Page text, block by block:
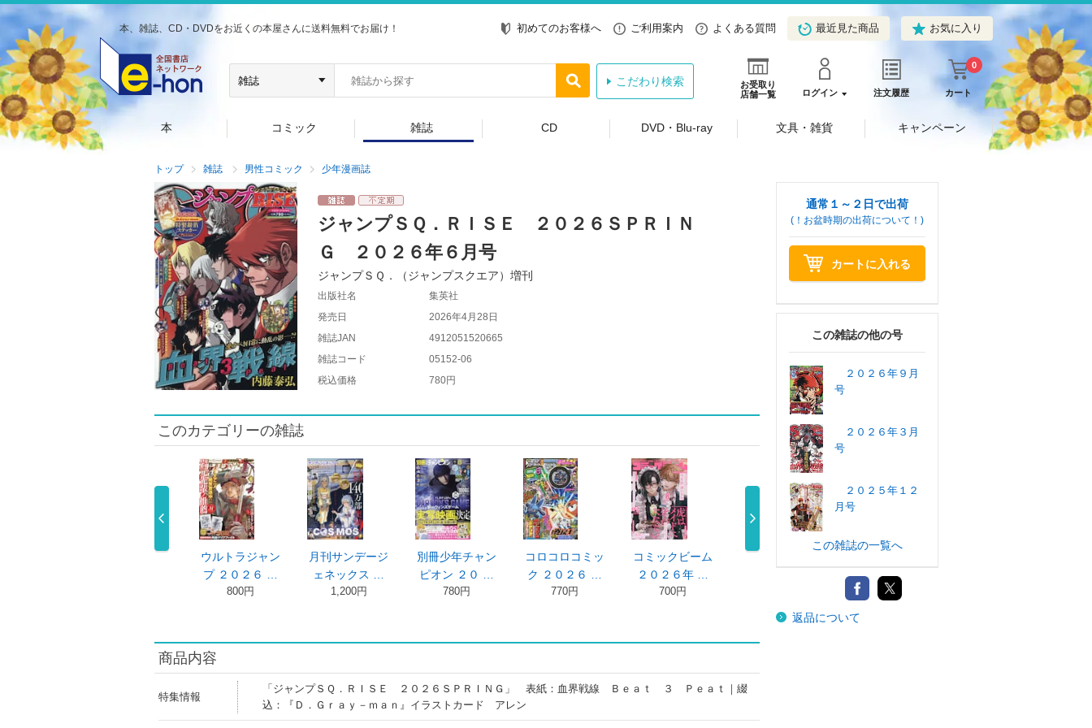
本、雑誌、CD・DVDをお近くの本屋さんに送料無料でお届け！ 初めてのお客様へ ご利用案内 よくある質問 最近見た商品 お気に入り
お受取り
店舗一覧
ログイン 注文履歴 カート
0
こだわり検索
本 コミック 雑誌 CD DVD・Blu-ray 文具・雑貨 キャンペーン
トップ 雑誌 男性コミック 少年漫画誌
ジャンプＳＱ．ＲＩＳＥ ２０２６ＳＰＲＩＮ
Ｇ ２０２６年６月号
ジャンプＳＱ．（ジャンプスクエア）増刊
出版社名
集英社
発売日
2026年4月28日
雑誌JAN
4912051520665
雑誌コード
05152-06
税込価格
780円
このカテゴリーの雑誌
ウルトラジャン
ウルトラジャン
プ ２０２６ …
800円
月刊サンデージ
ェネックス …
1,200円
別冊少年チャン
ピオン ２０ …
780円
コロコロコミッ
ク ２０２６ …
770円
コミックビーム
２０２６年 …
700円
別冊少年マガジ
イジ ２０２ …
820円
商品内容
特集情報
「ジャンプＳＱ．ＲＩＳＥ ２０２６ＳＰＲＩＮＧ」 表紙：血界戦線 Ｂｅａｔ ３ Ｐｅａｔ｜綴
込：『Ｄ．Ｇｒａｙ－ｍａｎ』イラストカード アレン
通常１～２日で出荷
(！お盆時期の出荷について！)
カートに入れる
この雑誌の他の号
２０２６年９月
号
２０２６年３月
号
２０２５年１２
月号
この雑誌の一覧へ
返品について